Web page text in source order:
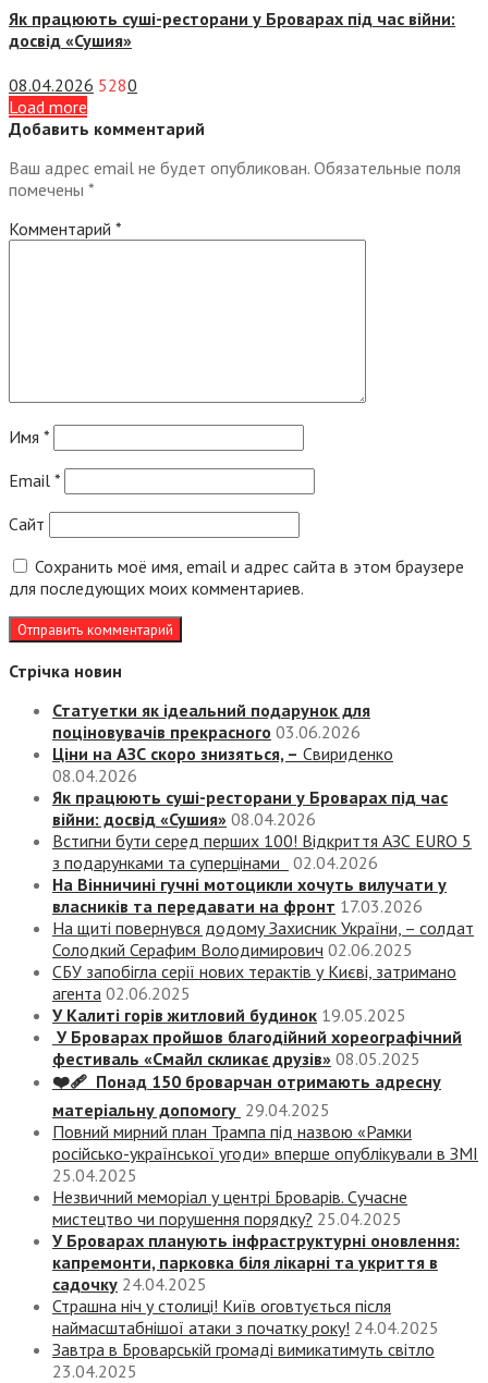
Як працюють суші-ресторани у Броварах під час війни:
досвід «Сушия»
08.04.2026 5280
Load more
Добавить комментарий
Ваш адрес email не будет опубликован. Обязательные поля
помечены *
Комментарий *
Имя *
Email *
Сайт
Сохранить моё имя, email и адрес сайта в этом браузере
для последующих моих комментариев.
Стрічка новин
Статуетки як ідеальний подарунок для
поціновувачів прекрасного 03.06.2026
Ціни на АЗС скоро знизяться, – Свириденко
08.04.2026
Як працюють суші-ресторани у Броварах під час
війни: досвід «Сушия» 08.04.2026
Встигни бути серед перших 100! Відкриття АЗС EURO 5
з подарунками та суперцінами
02.04.2026
На Вінничині гучні мотоцикли хочуть вилучати у
власників та передавати на фронт 17.03.2026
На щиті повернувся додому Захисник України, – солдат
Солодкий Серафим Володимирович 02.06.2025
СБУ запобігла серії нових терактів у Києві, затримано
агента 02.06.2025
У Калиті горів житловий будинок 19.05.2025
У Броварах пройшов благодійний хореографічний
фестиваль «Смайл скликає друзів» 08.05.2025
❤️‍🩹 Понад 150 броварчан отримають адресну
матеріальну допомогу 29.04.2025
Повний мирний план Трампа під назвою «‎Рамки
російсько-української угоди» вперше опублікували в ЗМІ
25.04.2025
Незвичний меморіал у центрі Броварів. Сучасне
мистецтво чи порушення порядку? 25.04.2025
У Броварах планують інфраструктурні оновлення:
капремонти, парковка біля лікарні та укриття в
садочку 24.04.2025
Страшна ніч у столиці! Київ оговтується після
наймасштабнішої атаки з початку року! 24.04.2025
Завтра в Броварській громаді вимикатимуть світло
23.04.2025